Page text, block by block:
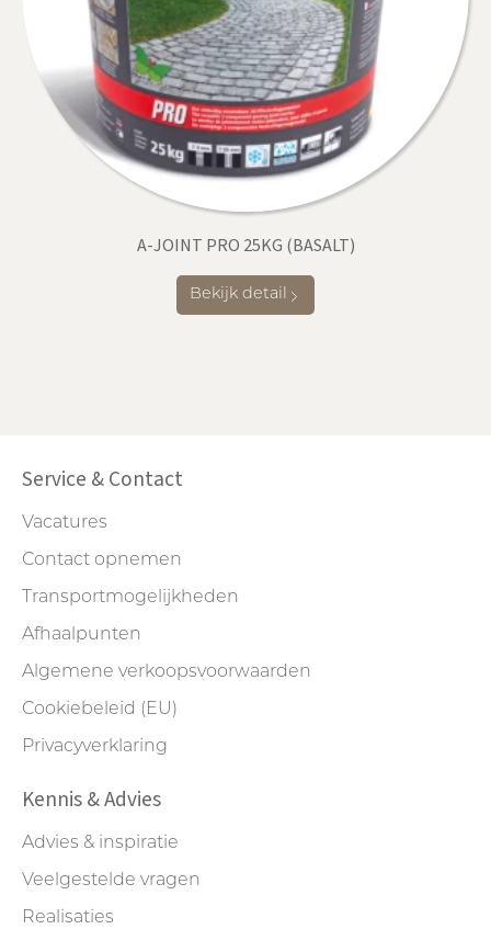
A-JOINT PRO 25KG (BASALT)
Bekijk detail
Service & Contact
Vacatures
Contact opnemen
Transportmogelijkheden
Afhaalpunten
Algemene verkoopsvoorwaarden
Cookiebeleid (EU)
Privacyverklaring
Kennis & Advies
Advies & inspiratie
Veelgestelde vragen
Realisaties